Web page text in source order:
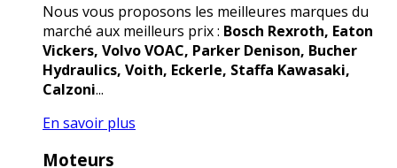
Nous vous proposons les meilleures marques du
marché aux meilleurs prix : Bosch Rexroth, Eaton
Vickers, Volvo VOAC, Parker Denison, Bucher
Hydraulics, Voith, Eckerle, Staffa Kawasaki,
Calzoni...
En savoir plus
Moteurs